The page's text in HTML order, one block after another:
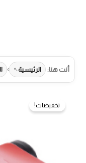
أنت هنا: الرئيسية ›
تخفيضات!